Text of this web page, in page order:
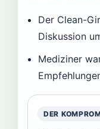
Der Clean-
Diskussion
Mediziner
DER